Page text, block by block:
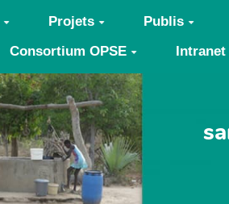
Projets
Publis
Consortium OPSE Intranet